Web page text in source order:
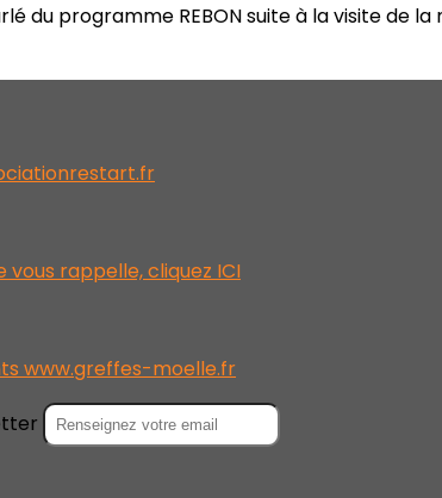
du programme REBON suite à la visite de la
vous rappelle, cliquez ICI
www.greffes-moelle.fr